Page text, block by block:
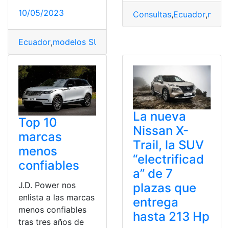
10/05/2023
Ecuador,modelos SUV
Consultas,Ecuador,
Top 10
marcas
menos
confiables
J.D. Power nos
enlista a las marcas
menos confiables
tras tres años de
La nueva
Nissan X-
Trail, la SUV
“electrificad
a” de 7
plazas que
entrega
hasta 213 Hp